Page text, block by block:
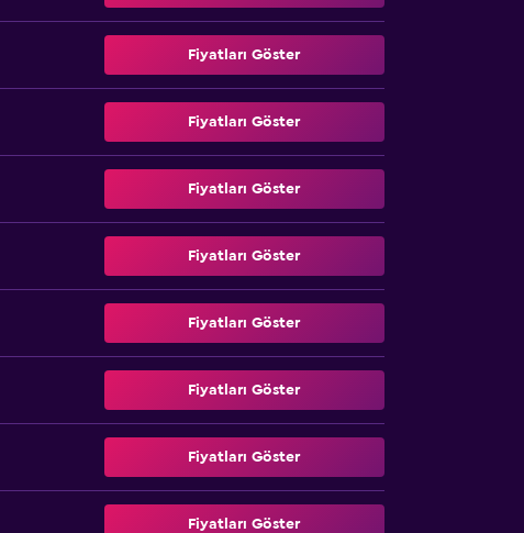
Fiyatları Göster
Fiyatları Göster
Fiyatları Göster
Fiyatları Göster
Fiyatları Göster
Fiyatları Göster
Fiyatları Göster
Fiyatları Göster